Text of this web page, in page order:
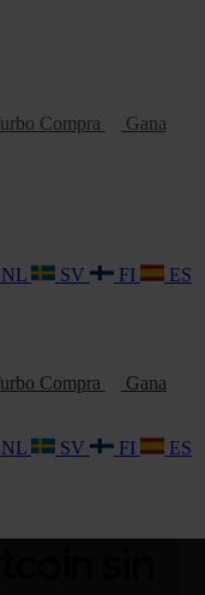
Compra
Gana
NL SV FI
ES
Compra
Gana
NL SV FI
ES